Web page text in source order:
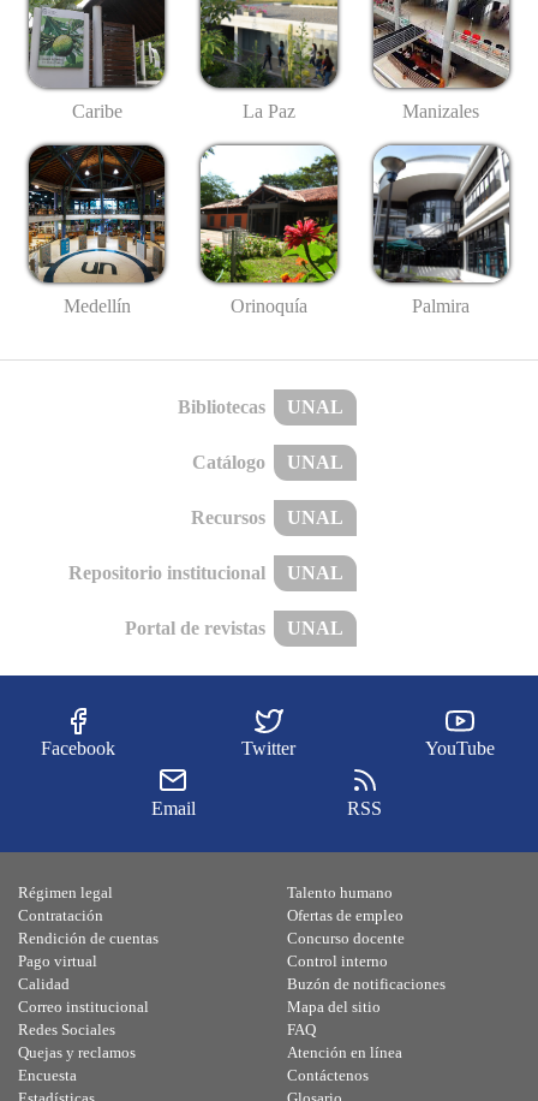
Caribe La Paz Manizales
Medellín Orinoquía Palmira
Bibliotecas UNAL
Catálogo UNAL
Recursos UNAL
Repositorio institucional UNAL
Portal de revistas UNAL
Facebook Twitter YouTube
Email RSS
Régimen legal
Contratación
Rendición de cuentas
Pago virtual
Calidad
Talento humano
Ofertas de empleo
Concurso docente
Control interno
Buzón de notificaciones
Correo institucional
Redes Sociales
Quejas y reclamos
Encuesta
Mapa del sitio
FAQ
Atención en línea
Contáctenos